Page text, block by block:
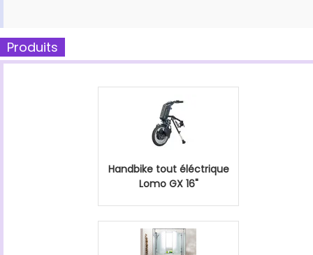
Produits
Handbike tout éléctrique
Lomo GX 16"